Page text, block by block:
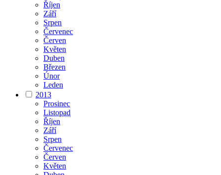
Říjen
Září
Srpen
Červenec
Červen
Květen
Duben
Březen
Únor
Leden
2013
Prosinec
Listopad
Říjen
Září
Srpen
Červenec
Červen
Květen